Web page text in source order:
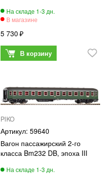
5 730
PIKO
59640
Вагон пассажирский 2-го
класса Bm232 DB, эпоха III